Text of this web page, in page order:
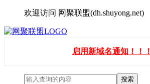
欢迎访问 网聚联盟(dh.shuyong.net)
启用新域名通知！！！